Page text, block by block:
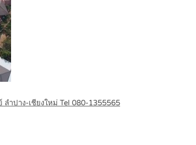
ลำปาง-เชียงใหม่ Tel 080-1355565